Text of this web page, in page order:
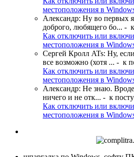
местоположения в
Александр: Ну во первых
доброго, любящего бо... -
Как отключить или
местоположения в
Сергей Кролл ATs: Ну,
все возможно (хотя ... - к
Как отключить или
местоположения в
Александр: Не знаю. Вроде
ничего и не отк... - к
Как отключить или
местоположения в